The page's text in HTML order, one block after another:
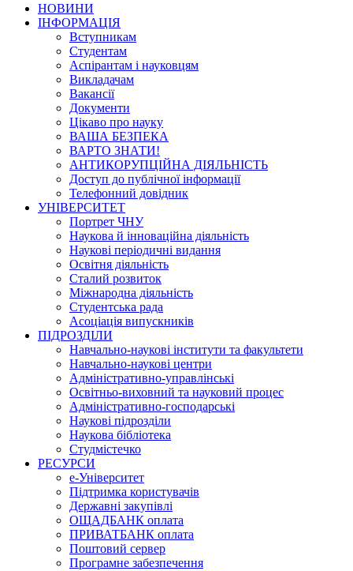
НОВИНИ
ІНФОРМАЦІЯ
Вступникам
Студентам
Аспірантам і науковцям
Викладачам
Вакансії
Документи
Цікаво про науку
ВАША БЕЗПЕКА
ВАРТО ЗНАТИ!
АНТИКОРУПЦІЙНА ДІЯЛЬНІСТЬ
Доступ до публічної інформації
Телефонний довідник
УНІВЕРСИТЕТ
Портрет ЧНУ
Наукова й інноваційна діяльність
Наукові періодичні видання
Освітня діяльність
Сталий розвиток
Міжнародна діяльність
Студентська рада
Асоціація випускників
ПІДРОЗДІЛИ
Навчально-наукові інститути та факультети
Навчально-наукові центри
Адміністративно-управлінські
Освітньо-виховний та науковий процес
Адміністративно-господарські
Наукові підрозділи
Наукова бібліотека
Студмістечко
РЕСУРСИ
е-Університет
Підтримка користувачів
Державні закупівлі
ОЩАДБАНК оплата
ПРИВАТБАНК оплата
Поштовий сервер
Програмне забезпечення